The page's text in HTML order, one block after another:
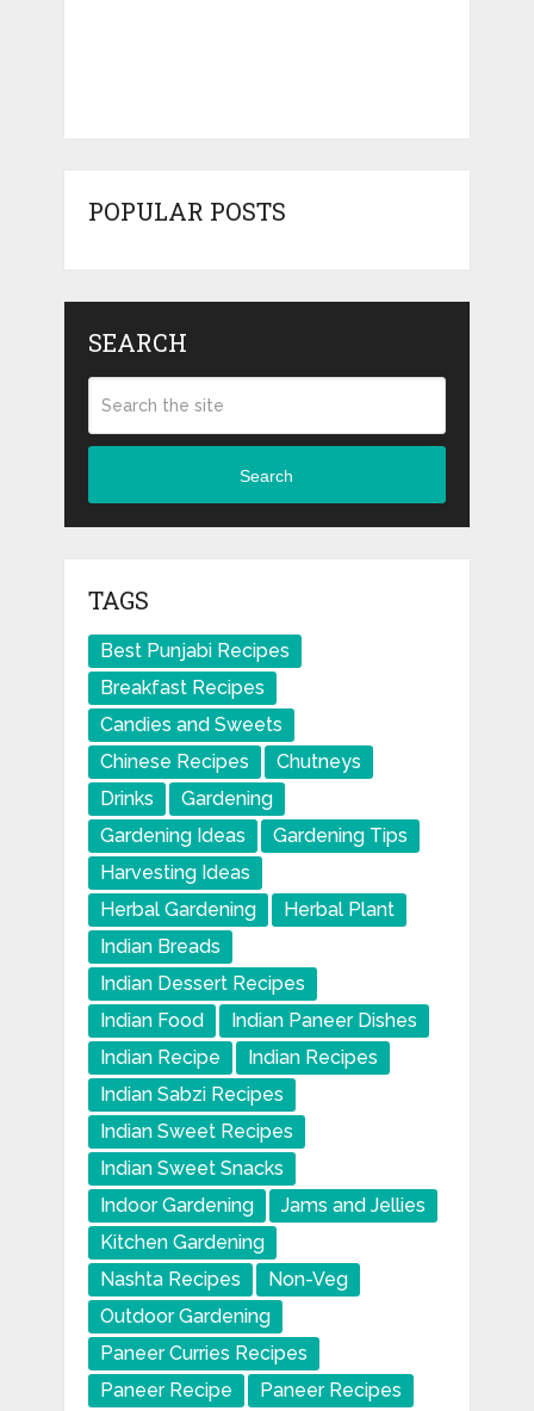
POPULAR POSTS
SEARCH
Search
TAGS
Best Punjabi Recipes
Breakfast Recipes
Candies and Sweets
Chinese Recipes
Chutneys
Drinks
Gardening
Gardening Ideas
Gardening Tips
Harvesting Ideas
Herbal Gardening
Herbal Plant
Indian Breads
Indian Dessert Recipes
Indian Food
Indian Paneer Dishes
Indian Recipe
Indian Recipes
Indian Sabzi Recipes
Indian Sweet Recipes
Indian Sweet Snacks
Indoor Gardening
Jams and Jellies
Kitchen Gardening
Nashta Recipes
Non-Veg
Outdoor Gardening
Paneer Curries Recipes
Paneer Recipe
Paneer Recipes